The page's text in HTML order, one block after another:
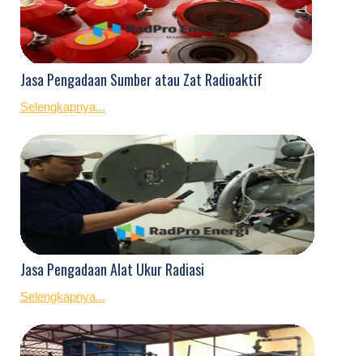
Jasa Pengadaan Sumber atau Zat Radioaktif
Selengkapnya...
Jasa Pengadaan Alat Ukur Radiasi
Selengkapnya...